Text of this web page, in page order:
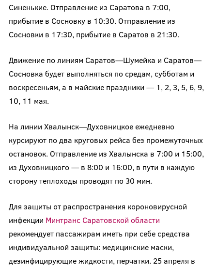
Синенькие. Отправление из Саратова в 7:00,
прибытие в Сосновку в 10:30. Отправление из
Сосновки в 17:30, прибытие в Саратов в 21:30.
Движение по линиям Саратов—Шумейка и Саратов—
Сосновка будет выполняться по средам, субботам и
воскресеньям, а в майские праздники — 1, 2, 3, 5, 6, 9,
10, 11 мая.
На линии Хвалынск—Духовницкое ежедневно
курсируют по два круговых рейса без промежуточных
остановок. Отправление из Хвалынска в 7:00 и 15:00,
из Духовницкого — в 8:00 и 16:00, в пути в каждую
сторону теплоходы проводят по 30 мин.
Для защиты от распространения короновирусной
инфекции Минтранс Саратовской области
рекомендует пассажирам иметь при себе средства
индивидуальной защиты: медицинские маски,
дезинфицирующие жидкости, перчатки. 25 апреля в